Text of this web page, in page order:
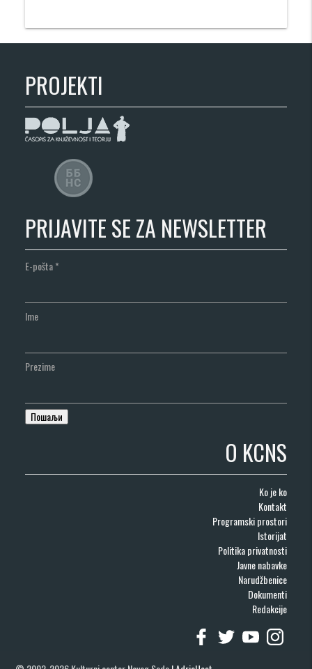
PROJEKTI
PRIJAVITE SE ZA NEWSLETTER
E-pošta*
Ime
Prezime
O KCNS
Ko je ko
Kontakt
Programski prostori
Istorijat
Politika privatnosti
Javne nabavke
Narudžbenice
Dokumenti
Redakcije